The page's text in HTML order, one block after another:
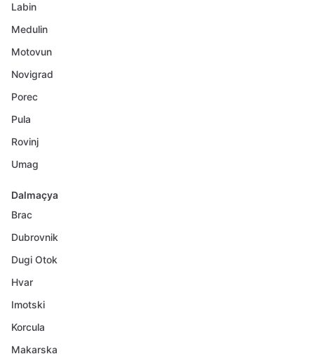
Labin
Medulin
Motovun
Novigrad
Porec
Pula
Rovinj
Umag
Dalmaçya
Brac
Dubrovnik
Dugi Otok
Hvar
Imotski
Korcula
Makarska